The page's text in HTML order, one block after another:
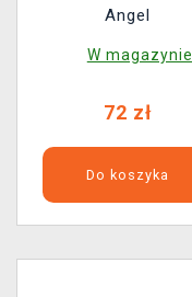
Angel
W magazynie
72 zł
Do koszyka